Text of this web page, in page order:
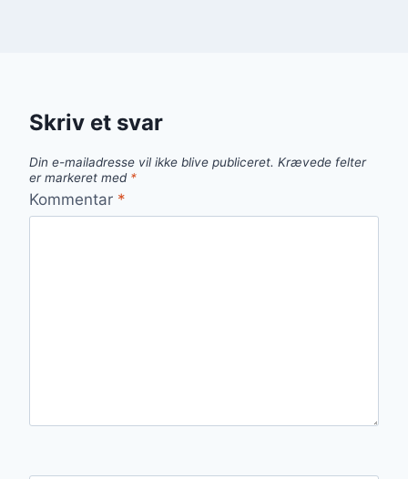
Skriv et svar
Din e-mailadresse vil ikke blive publiceret. Krævede felter
er markeret med *
Kommentar *